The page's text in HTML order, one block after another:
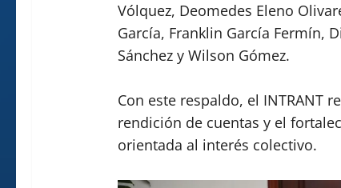
Vólquez, Deomedes Eleno
García, Franklin García Fermín,
Sánchez y Wilson Gómez.
Con este respaldo, el INTRANT
rendición de cuentas y el
orientada al interés colectivo.